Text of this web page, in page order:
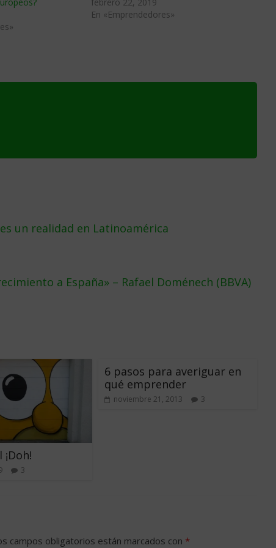
En «Emprendedores»
un realidad en Latinoamérica
a España» – Rafael Doménech (BBVA)
3
6 pasos para averiguar en
qué emprender
noviembre 21, 2013 3
campos obligatorios están marcados con *